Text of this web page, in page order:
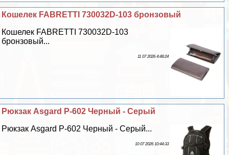
Кошелек FABRETTI 730032D-103 бронзовый
Кошелек FABRETTI 730032D-103
бронзовый...
11 07 2026 4:48:24
Рюкзак Asgard Р-602 Черный - Серый
Рюкзак Asgard Р-602 Черный - Серый...
10 07 2026 10:44:33